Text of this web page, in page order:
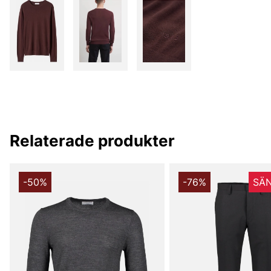
Relaterade produkter
-50% -76%